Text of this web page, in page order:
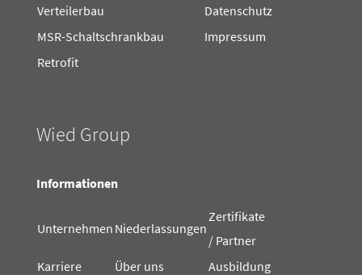
Verteilerbau
MSR-Schaltschrankbau
Retrofit
Datenschutz
Impressum
Wied Group
Informationen
Unternehmen Niederlassungen
Zertifikate
/ Partner
Karriere
Über uns
Ausbildung